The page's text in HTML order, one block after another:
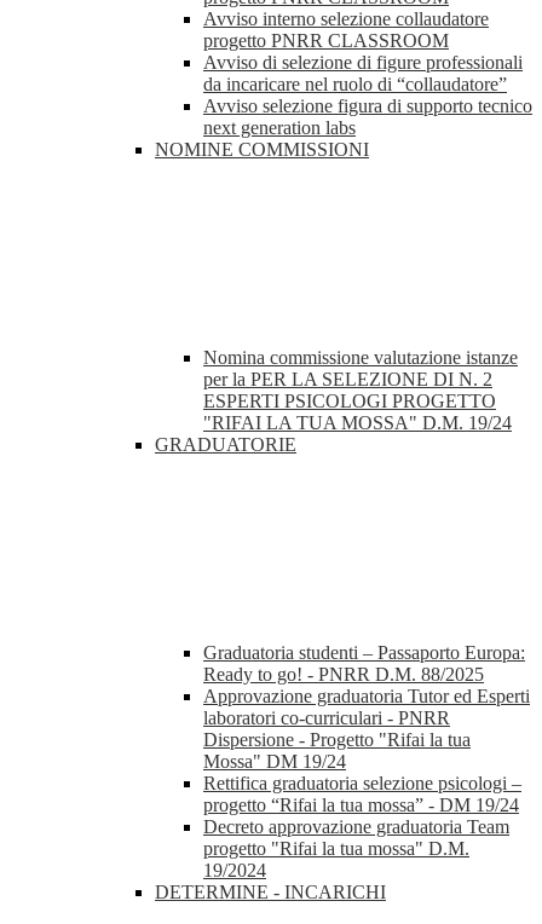
Avviso interno selezione collaudatore
progetto PNRR CLASSROOM
Avviso di selezione di figure professionali
da incaricare nel ruolo di “collaudatore”
Avviso selezione figura di supporto tecnico
next generation labs
NOMINE COMMISSIONI
Nomina commissione valutazione istanze
per la PER LA SELEZIONE DI N. 2
ESPERTI PSICOLOGI PROGETTO
"RIFAI LA TUA MOSSA" D.M. 19/24
GRADUATORIE
Graduatoria studenti – Passaporto Europa:
Ready to go! - PNRR D.M. 88/2025
Approvazione graduatoria Tutor ed Esperti
laboratori co-curriculari - PNRR
Dispersione - Progetto "Rifai la tua
Mossa" DM 19/24
Rettifica graduatoria selezione psicologi –
progetto “Rifai la tua mossa” - DM 19/24
Decreto approvazione graduatoria Team
progetto "Rifai la tua mossa" D.M.
19/2024
DETERMINE - INCARICHI